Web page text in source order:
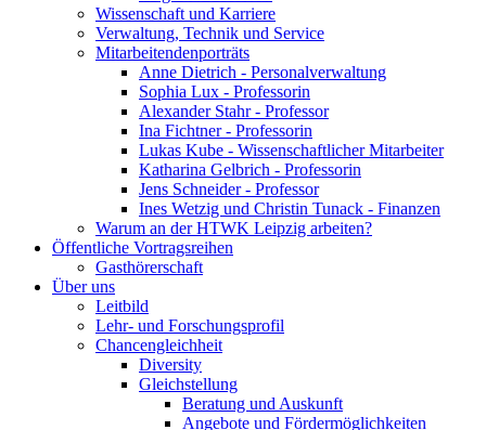
Wissenschaft und Karriere
Verwaltung, Technik und Service
Mitarbeitendenporträts
Anne Dietrich - Personalverwaltung
Sophia Lux - Professorin
Alexander Stahr - Professor
Ina Fichtner - Professorin
Lukas Kube - Wissenschaftlicher Mitarbeiter
Katharina Gelbrich - Professorin
Jens Schneider - Professor
Ines Wetzig und Christin Tunack - Finanzen
Warum an der HTWK Leipzig arbeiten?
Öffentliche Vortragsreihen
Gasthörerschaft
Über uns
Leitbild
Lehr- und Forschungsprofil
Chancengleichheit
Diversity
Gleichstellung
Beratung und Auskunft
Angebote und Fördermöglichkeiten